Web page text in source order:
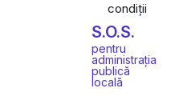
condiții
S.O.S.
pentru
administrația
publică
locală